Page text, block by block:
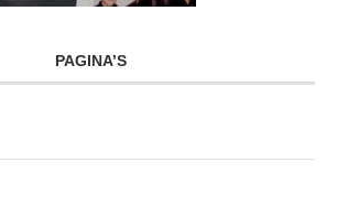
PAGINA’S